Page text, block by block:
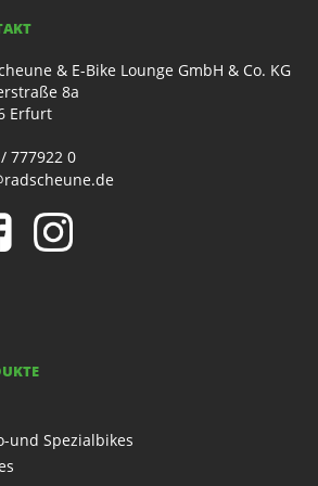
& E-Bike Lounge GmbH & Co. KG
8a
Erfurt
777922 0
und Spezialbikes